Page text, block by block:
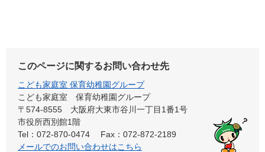
このページに関するお問い合わせ先
こども家庭室 保育幼稚園グループ
こども家庭室 保育幼稚園グループ
〒574-8555 大阪府大東市谷川一丁目1番1号
市役所西別館1階
Tel：072-870-0474
Fax：072-872-2189
メールでのお問い合わせはこちら